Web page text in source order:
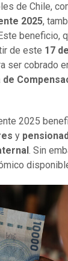
de Chile,
2025,
beneficio,
de este 17
ser cobrado
de
2025
y
. Sin